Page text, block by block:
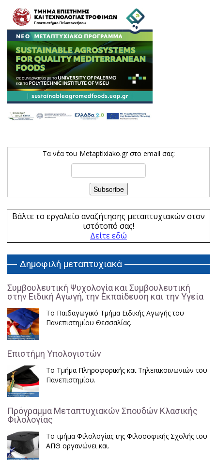
Τα νέα του Metaptixiako.gr στο email σας:
Βάλτε το εργαλείο αναζήτησης μεταπτυχιακών στον
ιστότοπό σας!
Δείτε εδώ
Δημοφιλή μεταπτυχιακά
Συμβουλευτική Ψυχολογία και Συμβουλευτική
στην Ειδική Αγωγή, την Εκπαίδευση και την Υγεία
Το Παιδαγωγικό Τμήμα Ειδικής Αγωγής του
Πανεπιστημίου Θεσσαλίας.
Επιστήμη Υπολογιστών
Το Τμήμα Πληροφορικής και Τηλεπικοινωνιών του
Πανεπιστημίου.
Πρόγραμμα Μεταπτυχιακών Σπουδών Κλασικής
Φιλολογίας
Το τμήμα Φιλολογίας της Φιλοσοφικής Σχολής του
ΑΠΘ οργανώνει και.